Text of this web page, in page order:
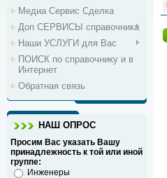
Медиа Сервис Сделка
Доп СЕРВИСЫ справочника
Наши УСЛУГИ для Вас
ПОИСК по справочнику и в
Интернет
Обратная связь
НАШ ОПРОС
Просим Вас указать Вашу
принадлежность к той или иной
группе:
Инженеры